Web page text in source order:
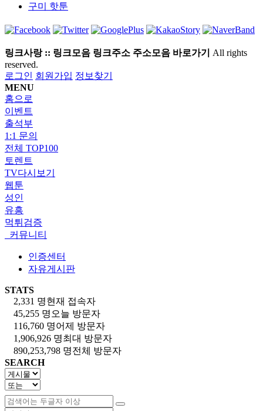
구미 핫툰
링크사랑 :: 링크모음 링크주소 주소모음 바로가기 All rights
reserved.
로그인 회원가입 정보찾기
MENU
홈으로
이벤트
출석부
1:1 문의
전체 TOP100
토렌트
TV다시보기
웹툰
성인
유흥
먹튀검증
커뮤니티
인증센터
자유게시판
STATS
2,331 명현재 접속자
45,255 명 오늘 방문자
116,760 명어제 방문자
1,906,926 명최대 방문자
890,253,798 명전체 방문자
SEARCH